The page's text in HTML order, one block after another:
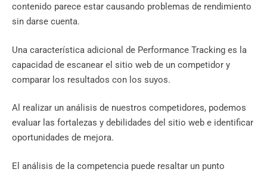
contenido parece estar causando problemas de rendimiento
sin darse cuenta.
Una característica adicional de Performance Tracking es la
capacidad de escanear el sitio web de un competidor y
comparar los resultados con los suyos.
Al realizar un análisis de nuestros competidores, podemos
evaluar las fortalezas y debilidades del sitio web e identificar
oportunidades de mejora.
El análisis de la competencia puede resaltar un punto